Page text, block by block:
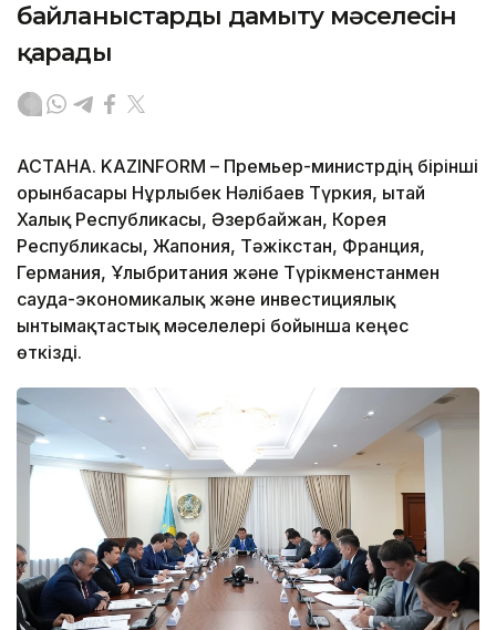
байланыстарды дамыту мәселесін
қарады
АСТАНА. KAZINFORM – Премьер-министрдің бірінші
орынбасары Нұрлыбек Нәлібаев Түркия, Қытай
Халық Республикасы, Әзербайжан, Корея
Республикасы, Жапония, Тәжікстан, Франция,
Германия, Ұлыбритания және Түрікменстанмен
сауда-экономикалық және инвестициялық
ынтымақтастық мәселелері бойынша кеңес
өткізді.